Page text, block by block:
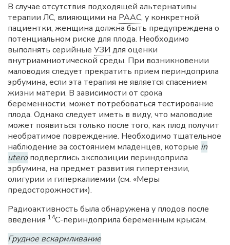
В случае отсутствия подходящей альтернативы
терапии ЛС, влияющими на РААС, у конкретной
пациентки, женщина должна быть предупреждена о
потенциальном риске для плода. Необходимо
выполнять серийные УЗИ для оценки
внутриамниотической среды. При возникновении
маловодия следует прекратить прием периндоприла
эрбумина, если эта терапия не является спасением
жизни матери. В зависимости от срока
беременности, может потребоваться тестирование
плода. Однако следует иметь в виду, что маловодие
может появиться только после того, как плод получит
необратимое повреждение. Необходимо тщательное
наблюдение за состоянием младенцев, которые in
uteroподверглись экспозиции периндоприла
эрбумина, на предмет развития гипертензии,
олигурии и гиперкалиемии (см. «Меры
предосторожности»).
Радиоактивность была обнаружена у плодов после
введения 14С-периндоприла беременным крысам.
Грудное вскармливание